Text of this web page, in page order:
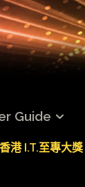
Guide
香港 I.T.至專大獎